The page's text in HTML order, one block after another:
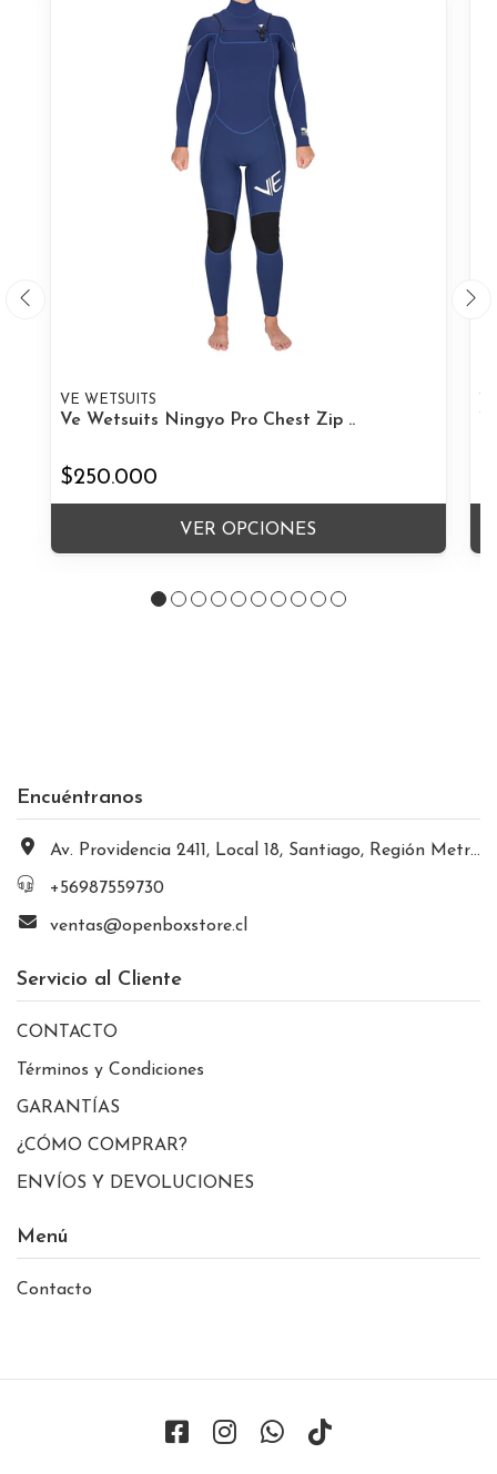
VE WETSUITS
Ve Wetsuits Ningyo Pro Chest Zip ..
$250.000
VER OPCIONES
Encuéntranos
Av. Providencia 2411, Local 18, Santiago, Región Metropolitana, Chile
+56987559730
ventas@openboxstore.cl
Servicio al Cliente
CONTACTO
Términos y Condiciones
GARANTÍAS
¿CÓMO COMPRAR?
ENVÍOS Y DEVOLUCIONES
Menú
Contacto